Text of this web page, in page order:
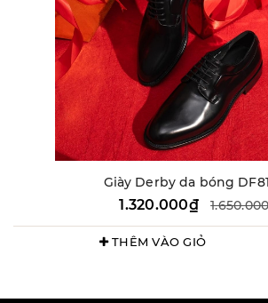
Giày Derby da bóng
1.320.000₫
THÊM VÀO GIỎ